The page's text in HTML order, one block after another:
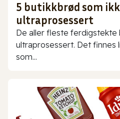
5 butikkbrød som
ultraprosessert
De aller fleste ferdigstekte
ultraprosessert. Det finnes
som...